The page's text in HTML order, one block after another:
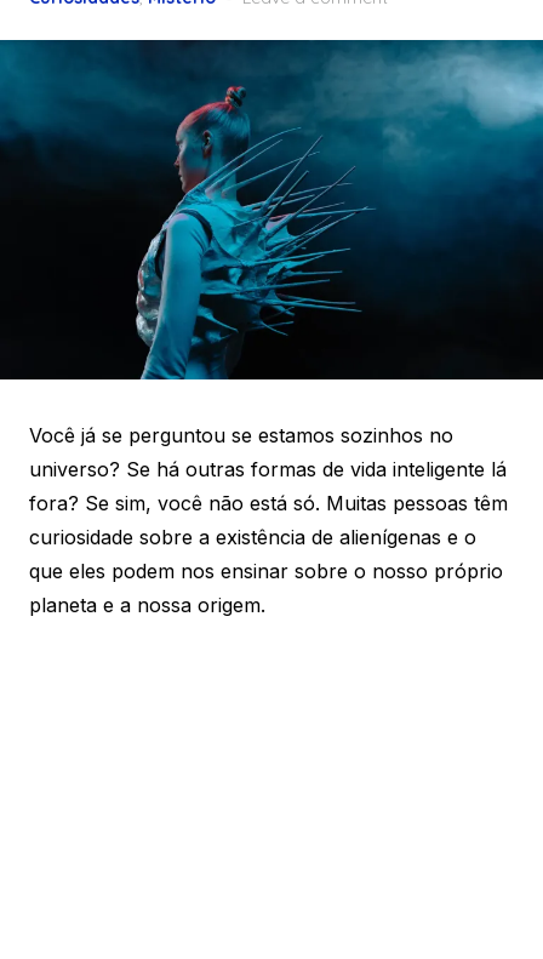
Você já se perguntou se estamos sozinhos no
universo? Se há outras formas de vida inteligente lá
fora? Se sim, você não está só. Muitas pessoas têm
curiosidade sobre a existência de alienígenas e o
que eles podem nos ensinar sobre o nosso próprio
planeta e a nossa origem.